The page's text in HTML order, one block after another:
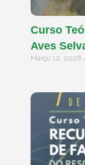
Curso
Aves
Março 12, 2026